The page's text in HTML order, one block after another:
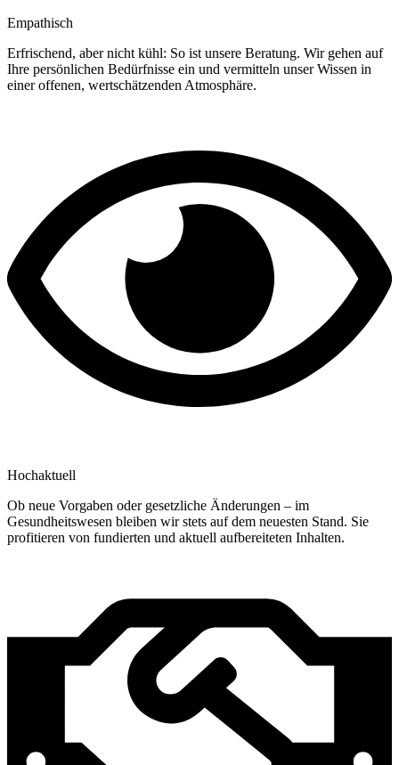
Empathisch
Erfrischend, aber nicht kühl: So ist unsere Beratung. Wir gehen auf
Ihre persönlichen Bedürfnisse ein und vermitteln unser Wissen in
einer offenen, wertschätzenden Atmosphäre.
Hochaktuell
Ob neue Vorgaben oder gesetzliche Änderungen – im
Gesundheitswesen bleiben wir stets auf dem neuesten Stand. Sie
profitieren von fundierten und aktuell aufbereiteten Inhalten.